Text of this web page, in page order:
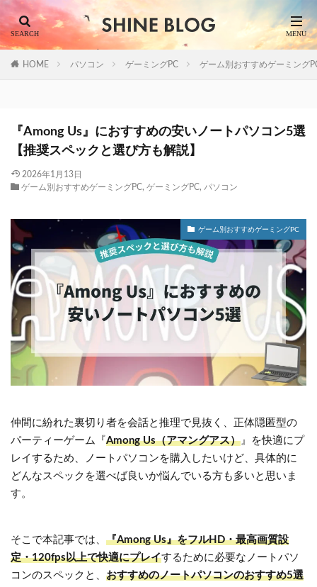
HOME パソコン ゲーミングPC ゲーム別おすすめゲーミング
『Among Us』におすすめの安いノートパソコン5選
【推奨スペックと選び方も解説】
2026年1月13日
ゲーム別おすすめゲーミングPC, ゲーミングPC, パソコン
ゲーム別おすすめゲーミングPC
仲間に紛れた裏切り者を会話と推理で見抜く、正体隠匿型の
パーティーゲーム『 Among Us（アマングアス）』を快適にプ
レイするため、ノートパソコンを購入したいけど、具体的に
どんなスペックを選べば良いか悩んでいる方も多いと思いま
す。
そこで本記事では、 『Among Us』をフルHD・最高画質設
定・120fps以上で快適にプレイするために必要なノートパソ
コンのスペックと、 おすすめのノートパソコンのおすすめ5選